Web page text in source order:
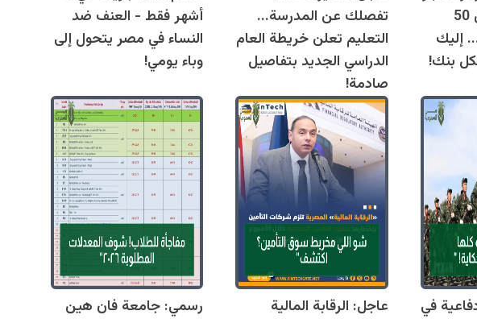
اليوم وتقترب من 50
إليك
بنك!
تفصلك عن المدرسة...
التعليم تعلن خريطة العام
الدراسي الجديد بتفاصيل
صادمة!
أشهر فقط - العنف ضد
النساء في مصر يتحول إلى
وباء يومي!
دفاعية في
عاجل: الرقابة المالية
رسمي: جامعة فان هين